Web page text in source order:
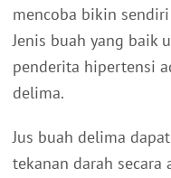
mencoba bikin
Jenis buah yang baik
penderita hipertensi
delima.
Jus buah delima
tekanan darah secara